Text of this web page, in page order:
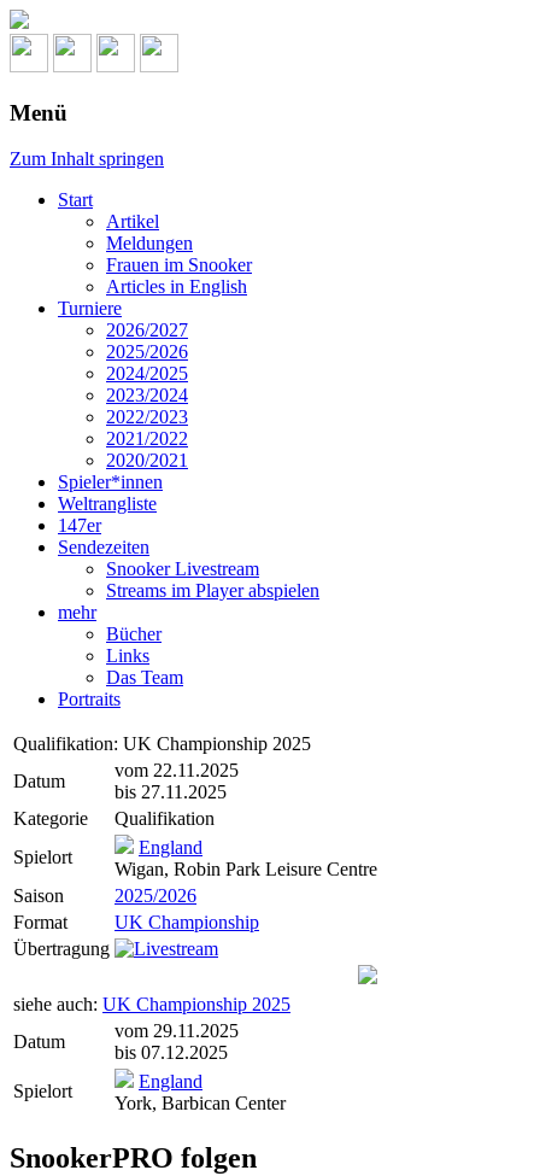
Menü
Zum Inhalt springen
Start
Artikel
Meldungen
Frauen im Snooker
Articles in English
Turniere
2026/2027
2025/2026
2024/2025
2023/2024
2022/2023
2021/2022
2020/2021
Spieler*innen
Weltrangliste
147er
Sendezeiten
Snooker Livestream
Streams im Player abspielen
mehr
Bücher
Links
Das Team
Portraits
Qualifikation: UK Championship 2025
Datum
vom 22.11.2025
bis 27.11.2025
Kategorie
Qualifikation
Spielort
England
Wigan, Robin Park Leisure Centre
Saison
2025/2026
Format
UK Championship
Übertragung
siehe auch: UK Championship 2025
Datum
vom 29.11.2025
bis 07.12.2025
Spielort
England
York, Barbican Center
SnookerPRO folgen